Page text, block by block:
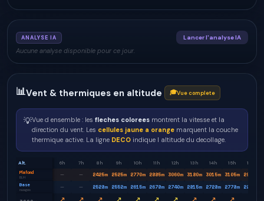
ANALYSE IA Lancer l'analyse IA
Aucune analyse disponible pour ce jour.
📊Vent & thermiques en altitude 🎓Vue complete
💡Vue d ensemble : les fleches colorees montrent la vitesse et la
direction du vent. Les cellules jaune a orange marquent la couche
thermique active. La ligne DECO indique l altitude du decollage.
Alt. 6h 7h 8h 9h 10h 11h 12h 13h 14h 15h 16h
Plafond
BLH — — 2425m 2525m 2770m 2885m 3060m 3180m 3015m 3105m 2975
Base
nuages — — 2528m 2552m 2615m 2678m 2740m 2815m 2728m 2778m 2815